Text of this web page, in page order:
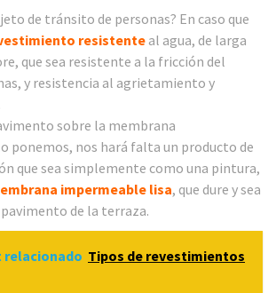
de tránsito de personas? En caso que
resistente al agua, de larga
que sea resistente a la fricción del
y resistencia al agrietamiento y
sobre la membrana
ponemos, nos hará falta un producto de
que sea simplemente como una pintura,
impermeable lisa, que dure y sea
de la terraza.
relacionado Tipos de revestimientos